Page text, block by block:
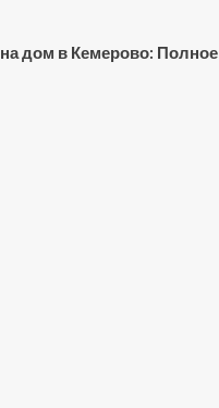
дом в Кемерово: Полное